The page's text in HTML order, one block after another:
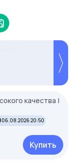
под ваши
качества |
06.08.2026 20:50
Купить